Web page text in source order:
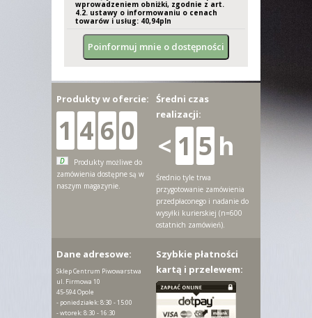
wprowadzeniem obniżki, zgodnie z art.
4.2. ustawy o informowaniu o cenach
towarów i usług: 40,94pln
Produkty w ofercie:
1 4 6 0
D
Produkty możliwe do
zamówienia dostępne są w
naszym magazynie.
Średni czas
realizacji:
< 1 5 h
Średnio tyle trwa
przygotowanie zamówienia
przedpłaconego i nadanie do
wysyłki kurierskiej (n=600
ostatnich zamówień).
Dane adresowe:
Sklep Centrum Piwowarstwa
ul. Firmowa 10
45-594 Opole
- poniedziałek: 8:30 - 15:00
- wtorek: 8:30 - 16:30
Szybkie płatności
kartą i przelewem: